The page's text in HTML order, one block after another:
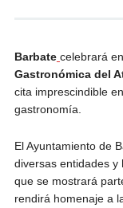
Barbate celebrará
Gastronómica del
cita imprescindible
gastronomía.
El Ayuntamiento de
diversas entidades y
que se mostrará
rendirá homenaje a